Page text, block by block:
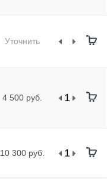
Уточнить
4 500 руб.
10 300 руб.